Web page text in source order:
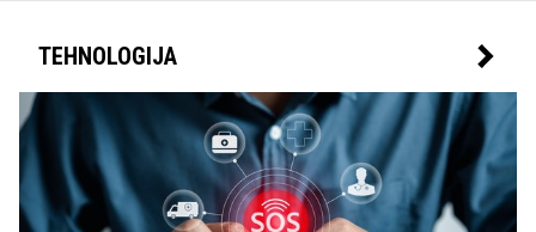
TEHNOLOGIJA